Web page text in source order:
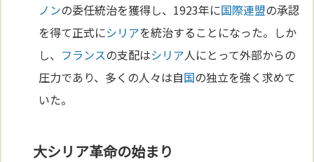
ノンの委任統治を獲得し、1923年に国際連盟の承認
を得て正式にシリアを統治することになった。しか
し、 フランスの支配はシリア人にとって外部からの
圧力であり、多くの人々は自国の独立を強く求めて
いた。
大シリア革命の始まり